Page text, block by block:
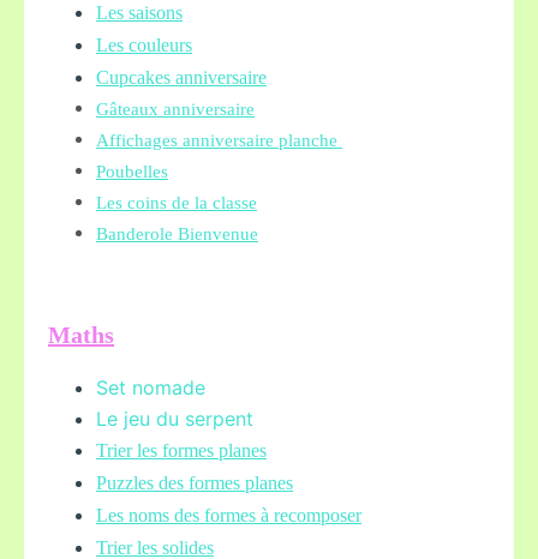
Les saisons
Les couleurs
Cupcakes anniversaire
Gâteaux anniversaire
Affichages anniversaire planche
Poubelles
Les coins de la classe
Banderole Bienvenue
Maths
Set nomade
Le jeu du serpent
Trier les formes planes
Puzzles des formes planes
Les noms des formes à recomposer
Trier les solides